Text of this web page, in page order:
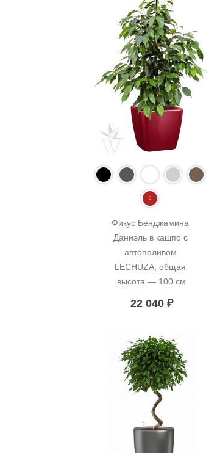
Фикус Бенджамина
Даниэль в кашпо с
автополивом
LECHUZA, общая
высота — 100 см
22 040 ₽